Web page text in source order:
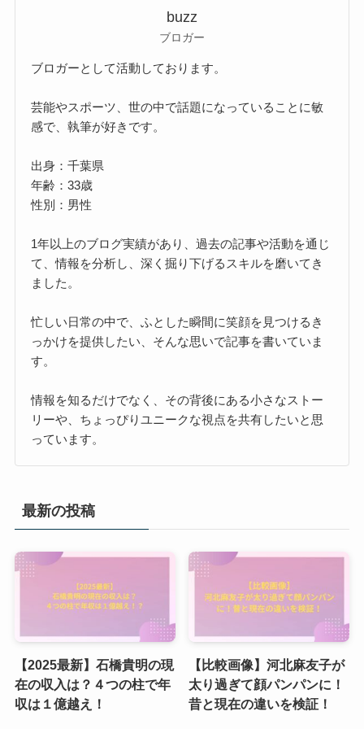
buzz
ブロガー
ブロガーとして活動しております。
芸能やスポーツ、世の中で話題になっていることに敏
感で、執筆が好きです。
出身：千葉県
年齢：33歳
性別：男性
1年以上のブログ実績があり、過去の記事や活動を通じ
て、情報を分析し、深く掘り下げるスキルを磨いてき
ました。
忙しい日常の中で、ふとした瞬間に笑顔を見つけるき
っかけを提供したい、そんな思いで記事を書いていま
す。
情報を知るだけでなく、その背後にある小さなストー
リーや、ちょっぴりユニークな視点を共有したいと思
っています。
最新の投稿
【2025最新】石橋貴明の現
在の収入は？４つの柱で年
収は１億越え！
【比較画像】河北麻友子が
太り過ぎて顔パンパンに！
昔と現在の違いを検証！